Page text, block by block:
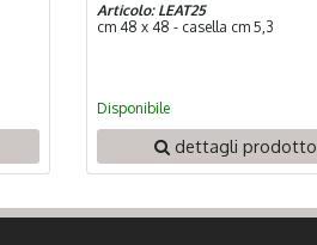
Articolo: LEAT25
cm 48 x 48 - casella cm 5,3
Disponibile
dettagli prodotto